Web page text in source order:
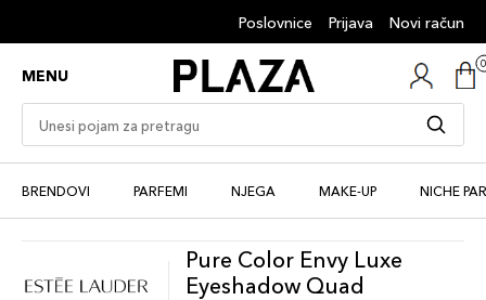
Poslovnice Prijava Novi račun
MENU
BRENDOVI PARFEMI NJEGA MAKE-UP NICHE
Pure Color Envy Luxe
Eyeshadow Quad